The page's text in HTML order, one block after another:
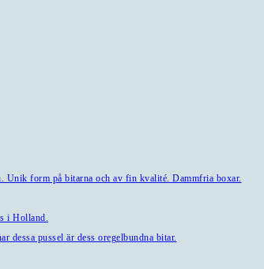
Unik form på bitarna och av fin kvalité. Dammfria boxar.
i Holland.
dessa pussel är dess oregelbundna bitar.